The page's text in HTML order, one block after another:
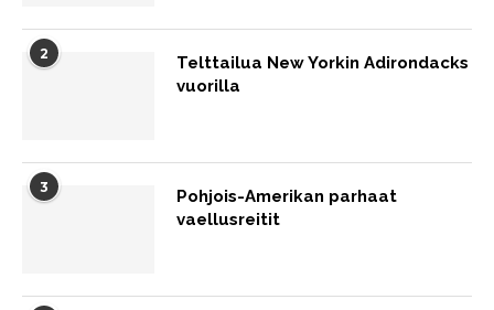
2
Telttailua New Yorkin Adirondacks
vuorilla
3
Pohjois-Amerikan parhaat
vaellusreitit